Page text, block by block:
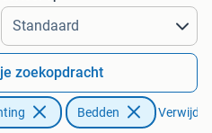
zoekopdracht
Bedden